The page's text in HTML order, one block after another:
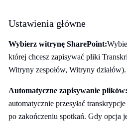
Ustawienia główne
Wybierz witrynę SharePoint:
której chcesz zapisywać pliki
Witryny zespołów, Witryny działów).
Automatyczne zapisywanie plików:
automatycznie przesyłać
po zakończeniu spotkań. Gdy opcja